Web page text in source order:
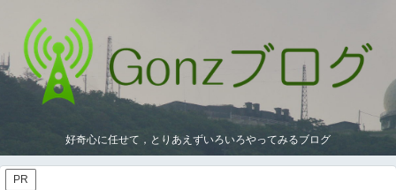
好奇心に任せて，とりあえずいろいろやってみるブログ
PR